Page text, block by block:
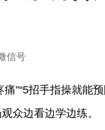
信号
痛”“5招手指操就能
众边看边学边练。